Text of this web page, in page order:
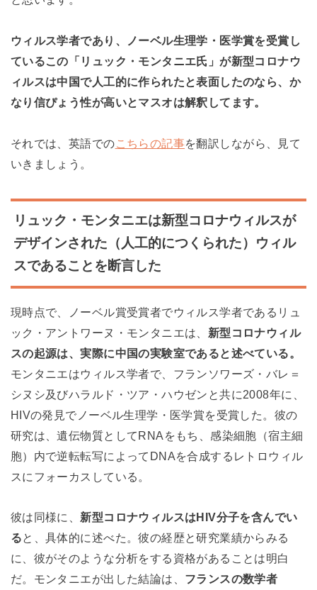
ウィルス学者であり、ノーベル生理学・医学賞を受賞し
ているこの「リュック・モンタニエ氏」が新型コロナウ
ィルスは中国で人工的に作られたと表面したのなら、か
なり信ぴょう性が高いとマスオは解釈してます。
それでは、英語でのこちらの記事を翻訳しながら、見て
いきましょう。
リュック・モンタニエは新型コロナウィルスが
デザインされた（人工的につくられた）ウィル
スであることを断言した
現時点で、ノーベル賞受賞者でウィルス学者であるリュ
ック・アントワーヌ・モンタニエは、 新型コロナウィル
スの起源は、実際に中国の実験室であると述べている。
モンタニエはウィルス学者で、フランソワーズ・バレ＝
シヌシ及びハラルド・ツア・ハウゼンと共に2008年に、
HIVの発見でノーベル生理学・医学賞を受賞した。彼の
研究は、遺伝物質としてRNAをもち、感染細胞（宿主細
胞）内で逆転転写によってDNAを合成するレトロウィル
スにフォーカスしている。
彼は同様に、 新型コロナウィルスはHIV分子を含んでい
ると、具体的に述べた。彼の経歴と研究業績からみる
に、彼がそのような分析をする資格があることは明白
だ。モンタニエが出した結論は、 フランスの数学者